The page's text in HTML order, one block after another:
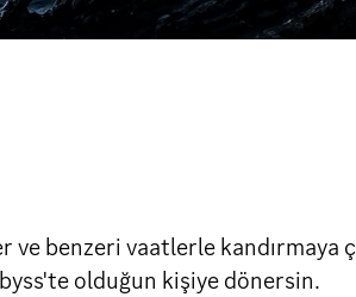
benzeri vaatlerle kandırmaya
olduğun kişiye dönersin.